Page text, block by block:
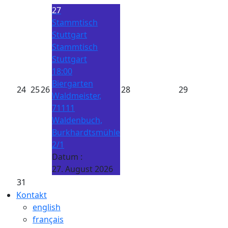
24 2526
27
Stammtisch
Stuttgart
Stammtisch
Stuttgart
18:00
Biergarten
Waldmeister,
71111
Waldenbuch,
Burkhardtsmühle
2/1
Datum :
27. August 2026
28 29
31
Kontakt
english
français